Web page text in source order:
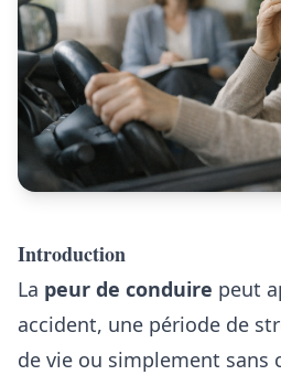
Introduction
La peur de conduire peut
accident, une période de
de vie ou simplement sans